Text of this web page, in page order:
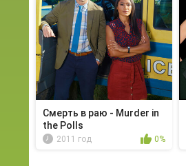
Смерть в раю - Murder in
the Polls
2011 год 0%